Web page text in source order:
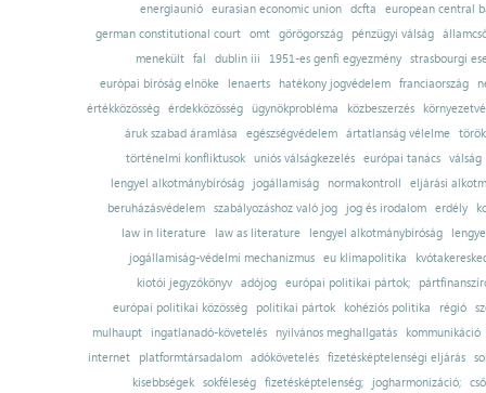
energiaunió eurasian economic union dcfta
european central
german constitutional court
omt görögország pénzügyi válság
menekült
fal dublin iii 1951-es genfi egyezmény
strasbourgi
európai bíróság elnöke
lenaerts hatékony jogvédelem franciaország
értékközösség
érdekközösség ügynökprobléma közbeszerzés
áruk szabad áramlása
egészségvédelem ártatlanság vélelme
történelmi konfliktusok uniós válságkezelés európai tanács válság
lengyel alkotmánybíróság
jogállamiság normakontroll
eljárási
beruházásvédelem
szabályozáshoz való jog jog és irodalom erdély
law in literature
law as literature lengyel alkotmánybíróság
jogállamiság-védelmi mechanizmus
eu klímapolitika
kiotói jegyzőkönyv adójog európai politikai pártok;
európai politikai közösség
politikai pártok kohéziós politika régió
mulhaupt
ingatlanadó-követelés nyilvános meghallgatás
kommunikáció
internet
platformtársadalom adókövetelés fizetésképtelenségi eljárás
kisebbségek sokféleség fizetésképtelenség; jogharmonizáció;